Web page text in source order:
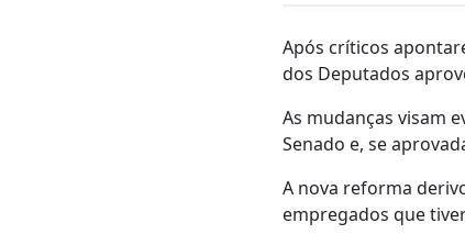
Após críticos
dos Deputados
As mudanças visam
Senado e, se
A nova reforma
empregados que